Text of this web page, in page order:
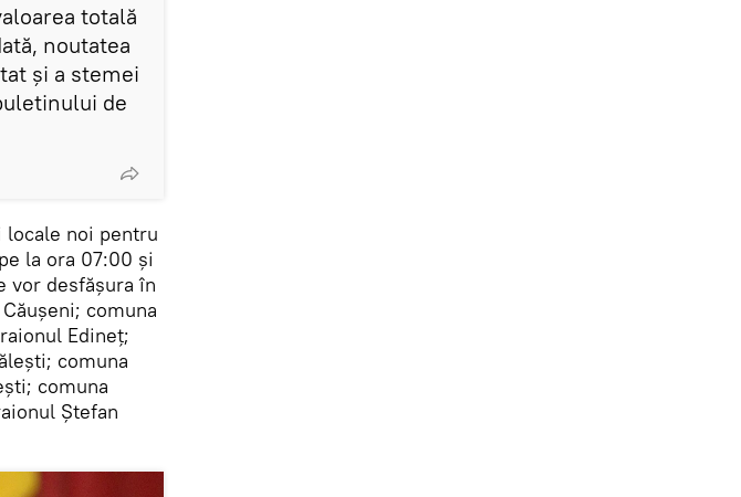
totală
noutatea
și a stemei
de
locale noi pentru
la ora 07:00 și
vor desfășura în
comuna
Edineț;
comuna
comuna
Ștefan